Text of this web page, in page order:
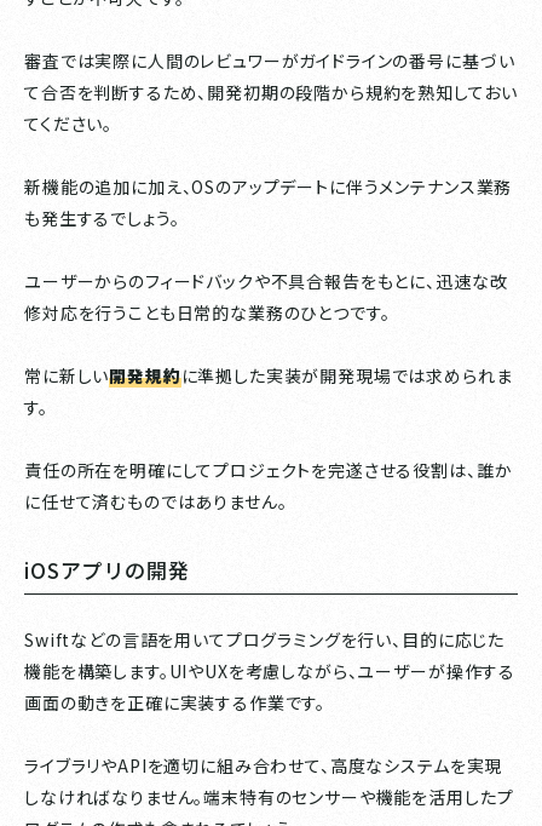
審査では実際に人間のレビュワーがガイドラインの番号に基づい
て合否を判断するため、開発初期の段階から規約を熟知しておい
てください。
新機能の追加に加え、OSのアップデートに伴うメンテナンス業務
も発生するでしょう。
ユーザーからのフィードバックや不具合報告をもとに、迅速な改
修対応を行うことも日常的な業務のひとつです。
常に新しい開発規約に準拠した実装が開発現場では求められま
す。
責任の所在を明確にしてプロジェクトを完遂させる役割は、誰か
に任せて済むものではありません。
iOSアプリの開発
Swiftなどの言語を用いてプログラミングを行い、目的に応じた
機能を構築します。UIやUXを考慮しながら、ユーザーが操作する
画面の動きを正確に実装する作業です。
ライブラリやAPIを適切に組み合わせて、高度なシステムを実現
しなければなりません。端末特有のセンサーや機能を活用したプ